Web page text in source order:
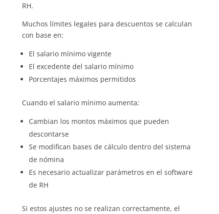
RH.
Muchos límites legales para descuentos se calculan
con base en:
El salario mínimo vigente
El excedente del salario mínimo
Porcentajes máximos permitidos
Cuando el salario mínimo aumenta:
Cambian los montos máximos que pueden
descontarse
Se modifican bases de cálculo dentro del sistema
de nómina
Es necesario actualizar parámetros en el software
de RH
Si estos ajustes no se realizan correctamente, el